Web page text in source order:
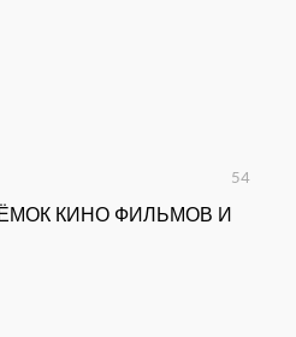
54
КИНО ФИЛЬМОВ И